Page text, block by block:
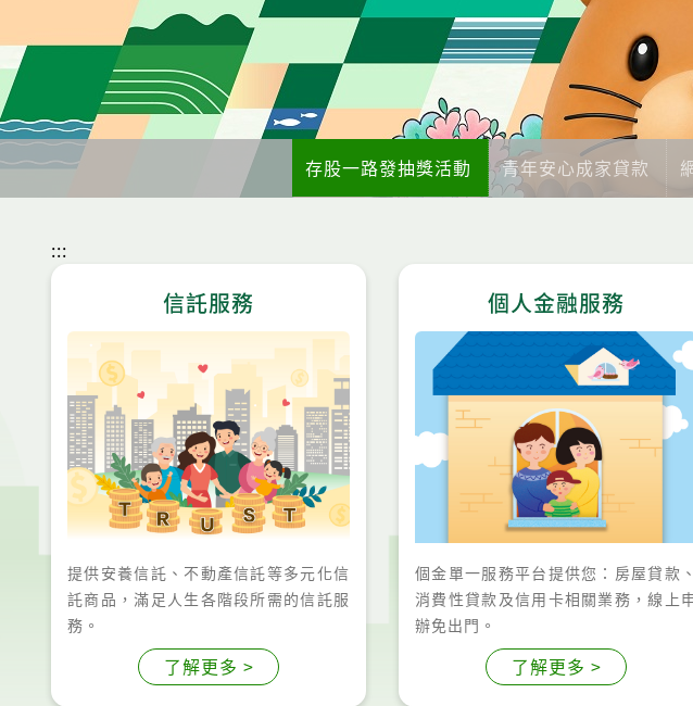
存股一路發抽獎活動 青年安心成家貸款
:::
信託服務
提供安養信託、不動產信託等多元化信
託商品，滿足人生各階段所需的信託服
務。
了解更多 >
個人金融服務
個金單一服務平台提供您：房屋貸款、
消費性貸款及信用卡相關業務，線上
辦免出門。
了解更多 >